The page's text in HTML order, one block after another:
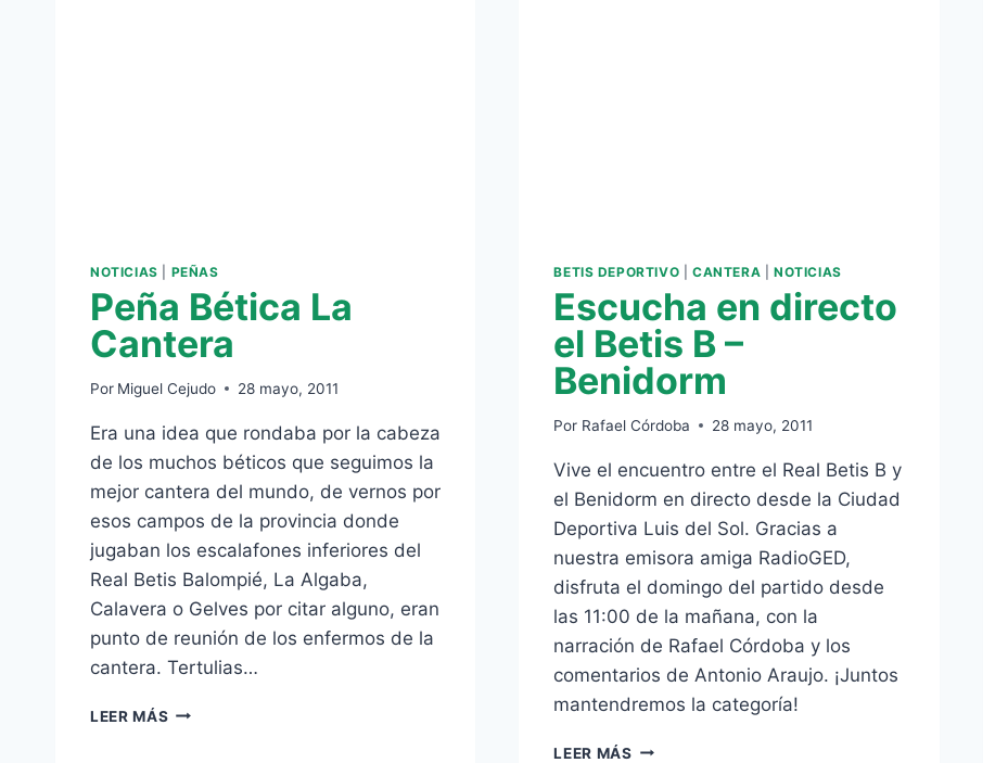
NOTICIAS PEÑAS
Peña Bética La
Cantera
Por Miguel Cejudo 28 mayo, 2011
Era una idea que rondaba por la cabeza
de los muchos béticos que seguimos la
mejor cantera del mundo, de vernos por
esos campos de la provincia donde
jugaban los escalafones inferiores del
Real Betis Balompié, La Algaba,
Calavera o Gelves por citar alguno, eran
punto de reunión de los enfermos de la
cantera. Tertulias…
LEER MÁS PEÑA
BETIS DEPORTIVO |CANTERA |NOTICIAS
Escucha en directo
el Betis B –
Benidorm
Por Rafael Córdoba 28 mayo, 2011
Vive el encuentro entre el Real Betis B y
el Benidorm en directo desde la Ciudad
Deportiva Luis del Sol. Gracias a
nuestra emisora amiga RadioGED,
disfruta el domingo del partido desde
las 11:00 de la mañana, con la
narración de Rafael Córdoba y los
comentarios de Antonio Araujo. ¡Juntos
mantendremos la categoría!
LEER MÁS ESCUCHA